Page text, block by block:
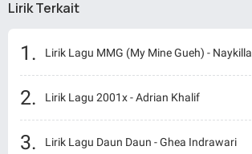
Lirik Terkait
Lirik Lagu MMG (My Mine Gueh) - Naykilla
Lirik Lagu 2001x - Adrian Khalif
Lirik Lagu Daun Daun - Ghea Indrawari